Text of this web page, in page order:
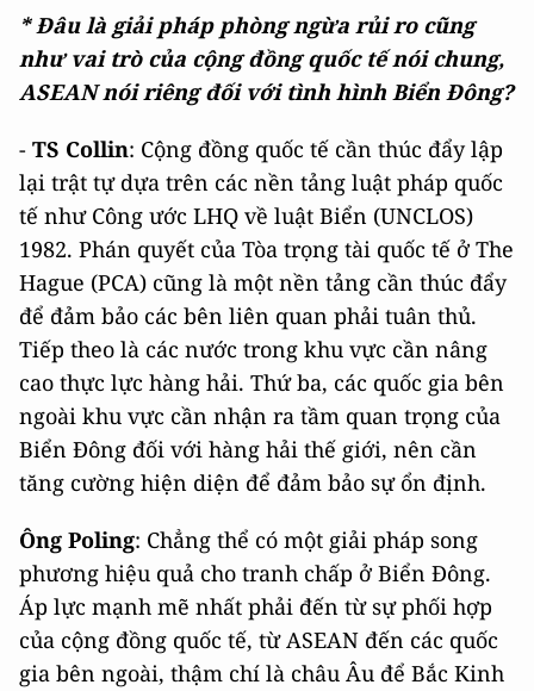
* Đâu là giải pháp phòng ngừa rủi ro cũng
như vai trò của cộng đồng quốc tế nói chung,
ASEAN nói riêng đối với tình hình Biển Đông?
- TS Collin: Cộng đồng quốc tế cần thúc đẩy lập
lại trật tự dựa trên các nền tảng luật pháp quốc
tế như Công ước LHQ về luật Biển (UNCLOS)
1982. Phán quyết của Tòa trọng tài quốc tế ở The
Hague (PCA) cũng là một nền tảng cần thúc đẩy
để đảm bảo các bên liên quan phải tuân thủ.
Tiếp theo là các nước trong khu vực cần nâng
cao thực lực hàng hải. Thứ ba, các quốc gia bên
ngoài khu vực cần nhận ra tầm quan trọng của
Biển Đông đối với hàng hải thế giới, nên cần
tăng cường hiện diện để đảm bảo sự ổn định.
Ông Poling: Chẳng thể có một giải pháp song
phương hiệu quả cho tranh chấp ở Biển Đông.
Áp lực mạnh mẽ nhất phải đến từ sự phối hợp
của cộng đồng quốc tế, từ ASEAN đến các quốc
gia bên ngoài, thậm chí là châu Âu để Bắc Kinh